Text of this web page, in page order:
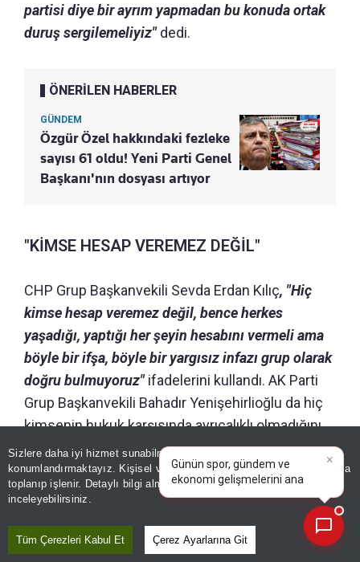
Sizlere daha iyi hizmet sunabilmek adına sitemizde
konumlandırmaktayız. Kişisel verileriniz, KVKK ve GDPR kapsamında
toplanıp işlenir. Detaylı bilgi almak içinAydınlatma Metnimizi
inceleyebilirsiniz.
Tüm Çerezleri Kabul Et Çerez Ayarlarına Git
partisi diye bir ayrım yapmadan bu konuda ortak
duruş sergilemeliyiz"dedi.
ÖNERİLEN HABERLER
GÜNDEM
Özgür Özel hakkındaki fezleke
sayısı 61 oldu! Yeni Parti Genel
Başkanı'nın dosyası artıyor
"KİMSE HESAP VEREMEZ DEĞİL"
CHP Grup Başkanvekili Sevda Erdan Kılıç, "Hiç
kimse hesap veremez değil, bence herkes
yaşadığı, yaptığı her şeyin hesabını vermeli ama
böyle bir ifşa, böyle bir yargısız infazı grup olarak
doğru bulmuyoruz"ifadelerini kullandı. AK Parti
Grup Başkanvekili Bahadır Yenişehirlioğlu da hiç
kimsenin hukuk karşısında ayrıcalıklı olmadığını
belirterek, soruşturmanın gizliliğine riayet
edilmesinin masumiyet karinesinin sağlanması
açısından önemli olduğunu söyledi. Oturumu
yöneten TBMM Başkanvekili Tekin Bingöl ise
Meclis'te görev yapan tüm milletvekillerinin hak
×
Günün spor, gündem ve
ekonomi gelişmelerini analiz
edin!|